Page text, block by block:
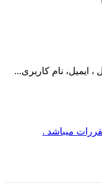
، ایمیل، نام کاربری...
میباشد .